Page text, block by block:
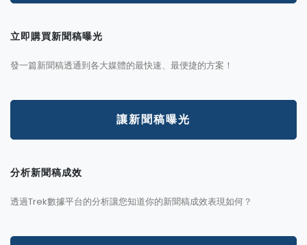
立即購買新聞稿曝光
發一篇新聞稿透通到各大媒體的最快速、最便捷的方案！
讓新聞稿曝光
分析新聞稿成效
透過Trek數據平台的分析讓您知道你的新聞稿成效表現如何？